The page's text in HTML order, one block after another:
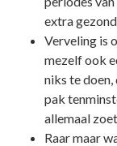
extra
Verveling is
mezelf ook
niks te doen,
pak
allemaal
Raar maar